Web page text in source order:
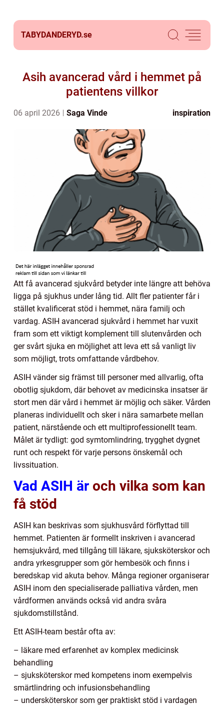
TABYDANDERYD.se
Asih avancerad vård i hemmet på
patientens villkor
06 april 2026 Saga Vinde inspiration
Att få avancerad sjukvård betyder inte längre att behöva
ligga på sjukhus under lång tid. Allt fler patienter får i
stället kvalificerat stöd i hemmet, nära familj och
vardag. ASIH avancerad sjukvård i hemmet har vuxit
fram som ett viktigt komplement till slutenvården och
ger svårt sjuka en möjlighet att leva ett så vanligt liv
som möjligt, trots omfattande vårdbehov.
ASIH vänder sig främst till personer med allvarlig, ofta
obotlig sjukdom, där behovet av medicinska insatser är
stort men där vård i hemmet är möjlig och säker. Vården
planeras individuellt och sker i nära samarbete mellan
patient, närstående och ett multiprofessionellt team.
Målet är tydligt: god symtomlindring, trygghet dygnet
runt och respekt för varje persons önskemål och
livssituation.
Vad ASIH är och vilka som kan
få stöd
ASIH kan beskrivas som sjukhusvård förflyttad till
hemmet. Patienten är formellt inskriven i avancerad
hemsjukvård, med tillgång till läkare, sjuksköterskor och
andra yrkesgrupper som gör hembesök och finns i
beredskap vid akuta behov. Många regioner organiserar
ASIH inom den specialiserade palliativa vården, men
vårdformen används också vid andra svåra
sjukdomstillstånd.
Ett ASIH-team består ofta av:
– läkare med erfarenhet av komplex medicinsk
behandling
– sjuksköterskor med kompetens inom exempelvis
smärtlindring och infusionsbehandling
– undersköterskor som ger praktiskt stöd i vardagen